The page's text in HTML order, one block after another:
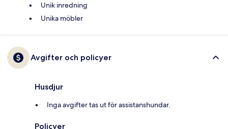
Unik inredning
Unika möbler
Avgifter och policyer
Husdjur
Inga avgifter tas ut för assistanshundar.
Policyer